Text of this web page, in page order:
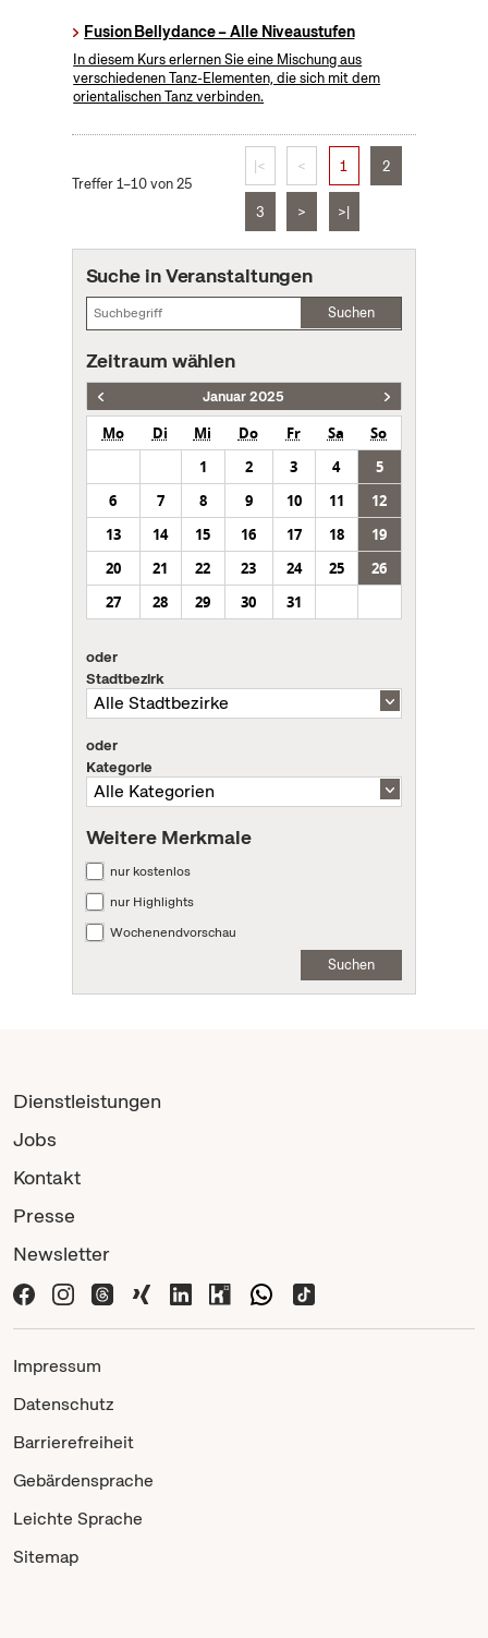
Fusion Bellydance – Alle Niveaustufen
In diesem Kurs erlernen Sie eine Mischung aus
verschiedenen Tanz-Elementen, die sich mit dem
orientalischen Tanz verbinden.
Treffer 1–10 von 25
|< < 1 2
3 > >|
Suche in Veranstaltungen
Suchen
Zeitraum wählen
Januar 2025
Mo Di Mi Do Fr Sa
So
1
2 3 4
5
6
7 8 9 10 11
12
13
14 15 16 17 18
19
20
21 22 23 24 25
26
27
28 29 30 31
oder
Stadtbezirk
oder
Kategorie
Weitere Merkmale
nur kostenlos
nur Highlights
Wochenendvorschau
Suchen
Dienstleistungen
Jobs
Kontakt
Presse
Newsletter
Impressum
Datenschutz
Barrierefreiheit
Gebärdensprache
Leichte Sprache
Sitemap